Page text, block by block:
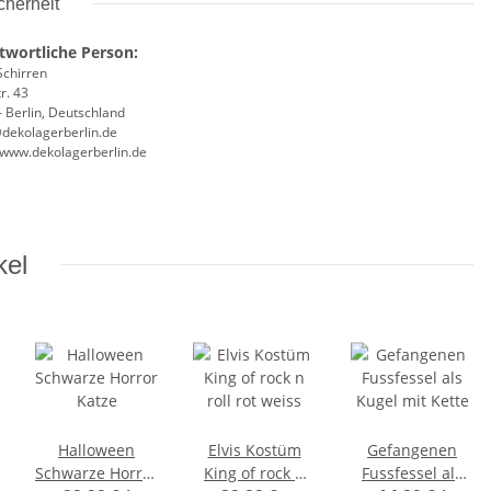
Person:
43
Berlin, Deutschland
Halloween
Schwarze Horror
Elvis Kostüm
King of rock n
Gefangenen
Fussfessel als